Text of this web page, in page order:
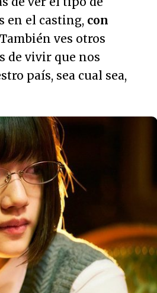
en el casting, con
ves otros
de vivir que nos
país, sea cual sea,